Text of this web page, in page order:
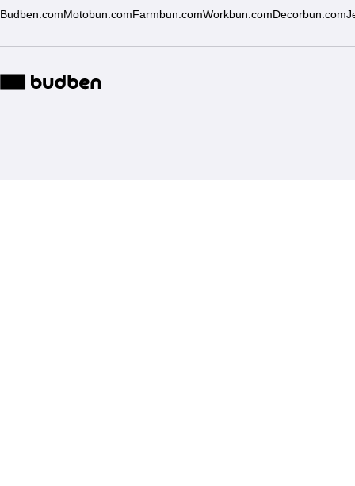
Budben.com Motobun.com Farmbun.comWorkbun.com Decorbun.com